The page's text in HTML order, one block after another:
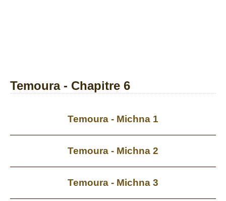
Temoura - Chapitre 6
Temoura - Michna 1
Temoura - Michna 2
Temoura - Michna 3